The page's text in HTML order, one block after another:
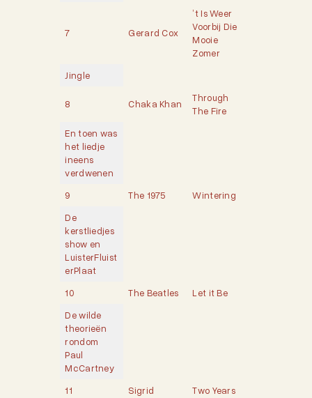
7 Gerard Cox
’t Is Weer
Voorbij Die
Mooie
Zomer
Jingle
8 Chaka Khan
Through
The Fire
En toen was
het liedje
ineens
verdwenen
9
The 1975
Wintering
De
kerstliedjes
show en
LuisterFluist
erPlaat
10
The Beatles
Let it Be
De wilde
theorieën
rondom
Paul
McCartney
11
Sigrid
Two Years